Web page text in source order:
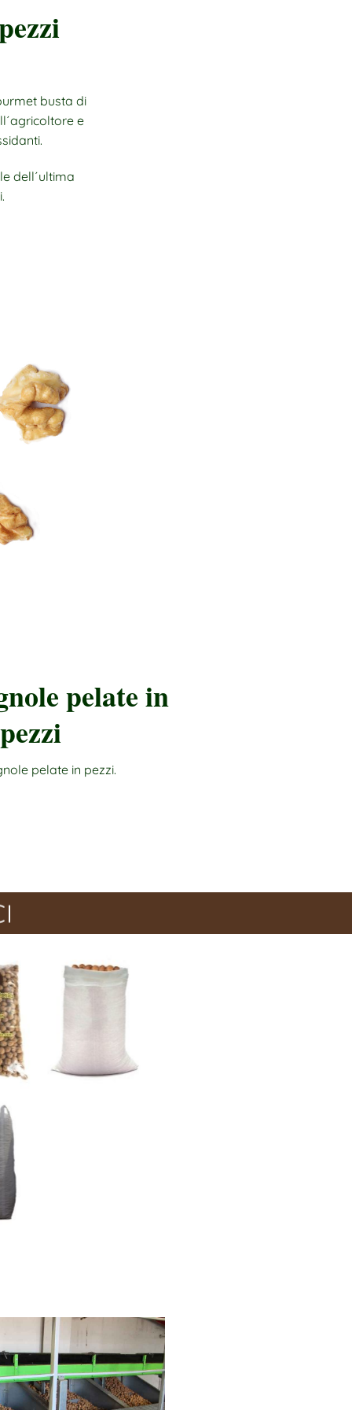
busta di
e
dell´ultima
pelate in
pezzi
pelate in pezzi.